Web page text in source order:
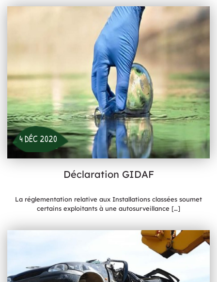
4 DÉC 2020
Déclaration GIDAF
La réglementation relative aux Installations classées soumet
certains exploitants à une autosurveillance […]